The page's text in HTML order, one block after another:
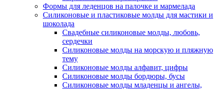
Формы для леденцов на палочке и мармелада
Силиконовые и пластиковые молды для мастики и
шоколада
Свадебные силиконовые молды, любовь,
сердечки
Силиконовые молды на морскую и пляжную
тему
Силиконовые молды алфавит, цифры
Силиконовые молды бордюры, бусы
Силиконовые молды младенцы и ангелы,